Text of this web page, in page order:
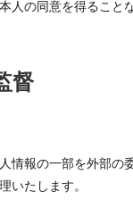
人の同意を得ること
督
情報の一部を外部の
いたします。